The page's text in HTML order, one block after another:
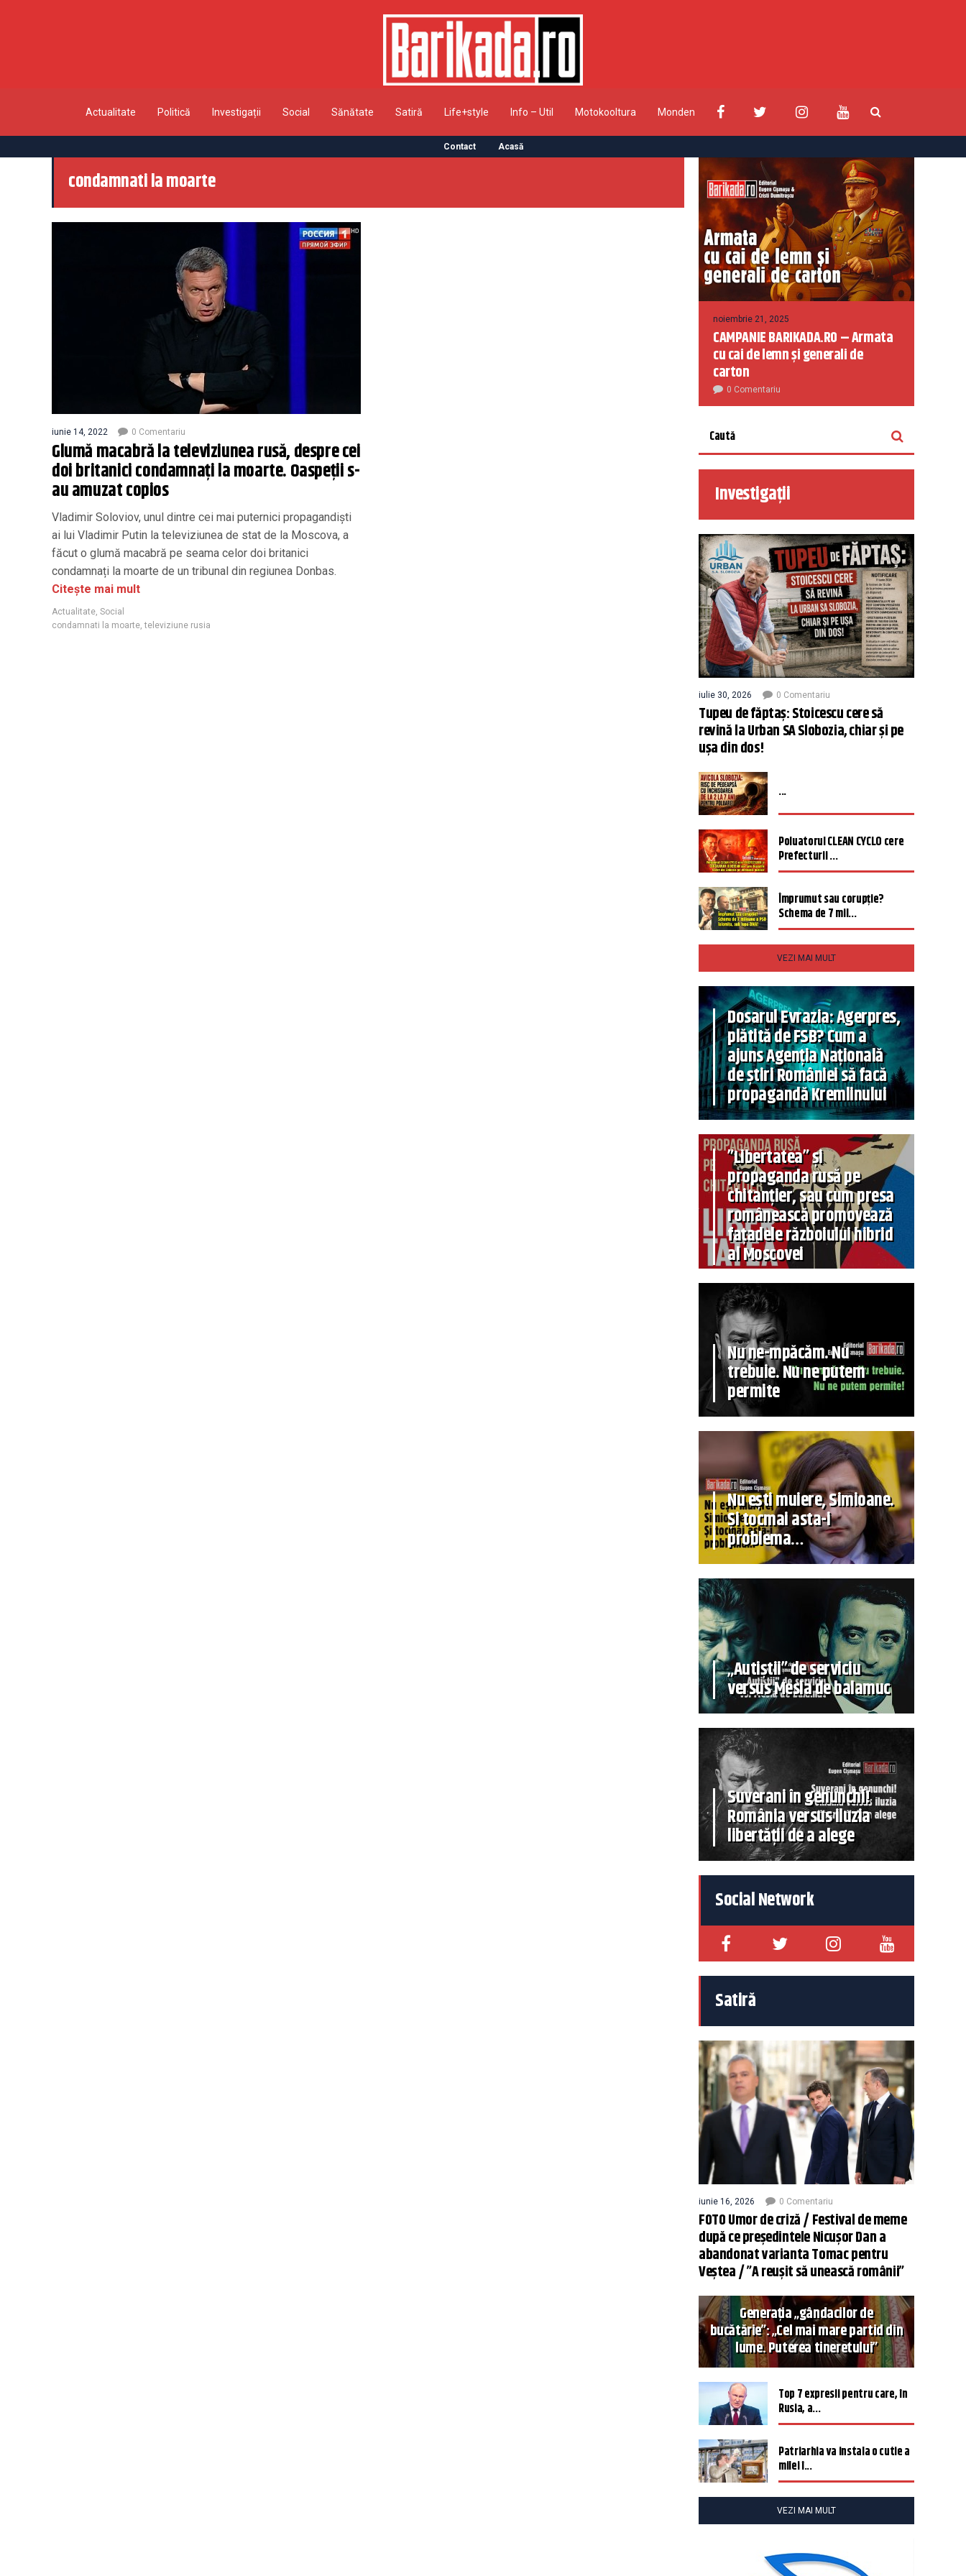
Actualitate Politică Investigații Social Sănătate Satiră Life+style Info – Util Motokooltura Monden
Contact Acasă
condamnati la moarte
iunie 14, 2022 0 Comentariu
Glumă macabră la televiziunea rusă, despre cei
doi britanici condamnați la moarte. Oaspeții s-
au amuzat copios
Vladimir Soloviov, unul dintre cei mai puternici propagandiști
ai lui Vladimir Putin la televiziunea de stat de la Moscova, a
făcut o glumă macabră pe seama celor doi britanici
condamnați la moarte de un tribunal din regiunea Donbas.
Citește mai mult
Actualitate, Social
condamnati la moarte,televiziune rusia
noiembrie 21, 2025
CAMPANIE BARIKADA.RO – Armata
cu cai de lemn și generali de
carton
0 Comentariu
Investigații
iulie 30, 2026 0 Comentariu
Tupeu de făptaș: Stoicescu cere să
revină la Urban SA Slobozia, chiar și pe
ușa din dos!
...
Poluatorul CLEAN CYCLO cere
Prefecturii ...
Împrumut sau corupție?
Schema de 7 mil...
VEZI MAI MULT
Dosarul Evrazia: Agerpres,
plătită de FSB? Cum a
ajuns Agenția Națională
de știri României să facă
propagandă Kremlinului
”Libertatea” și
propaganda rusă pe
chitanțier, sau cum presa
românească promovează
fațadele războiului hibrid
al Moscovei
Nu ne-mpăcăm. Nu
trebuie. Nu ne putem
permite
Nu ești muiere, Simioane.
Și tocmai asta-i
problema…
„Autiștii” de serviciu
versus Mesia de balamuc
Suverani în genunchi!
România versus iluzia
libertății de a alege
Social Network
Satiră
iunie 16, 2026 0 Comentariu
FOTO Umor de criză / Festival de meme
după ce președintele Nicușor Dan a
abandonat varianta Tomac pentru
Veștea / ”A reușit să unească românii”
Generația „gândacilor de
bucătărie”: „Cel mai mare partid din
lume. Puterea tineretului”
Top 7 expresii pentru care, în
Rusia, a...
Patriarhia va instala o cutie a
milei î...
VEZI MAI MULT